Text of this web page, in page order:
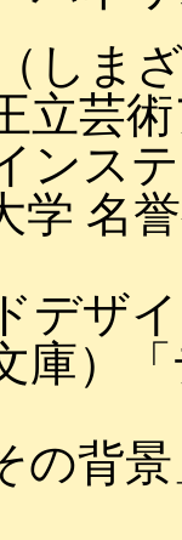
ま
立芸
ンス
学 名
デザ
庫）
の背